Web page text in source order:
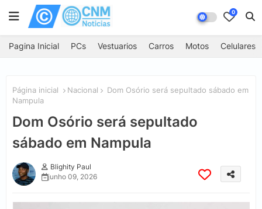
0
Pagina Inicial PCs Vestuarios Carros Motos Celulares
Página inicial Nacional
Dom Osório será sepultado sábado em
Nampula
Dom Osório será sepultado
sábado em Nampula
Blighity Paul
junho 09, 2026